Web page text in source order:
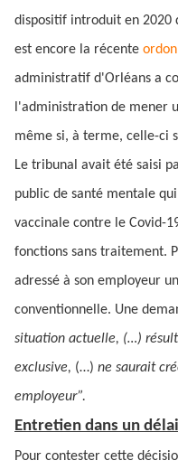
dispositif introduit en 2020
est encore la récente
administratif d'Orléans a
l'administration de mener
même si, à terme, celle-ci
Le tribunal avait été saisi
public de santé mentale
vaccinale contre le Covid-
fonctions sans traitement.
adressé à son employeur
conventionnelle. Une
situation actuelle, (…)
exclusive, (…) ne saurait
employeur”.
Entretien dans un
Pour contester cette